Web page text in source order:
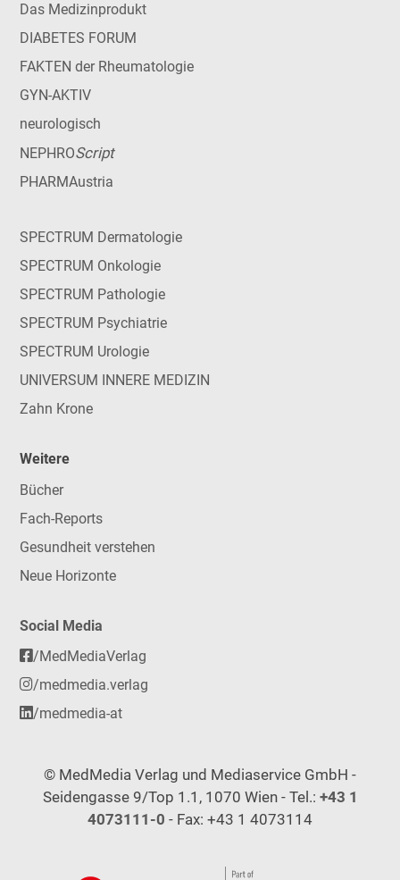
Das Medizinprodukt
DIABETES FORUM
FAKTEN der Rheumatologie
GYN-AKTIV
neurologisch
NEPHROScript
PHARMAustria
SPECTRUM Dermatologie
SPECTRUM Onkologie
SPECTRUM Pathologie
SPECTRUM Psychiatrie
SPECTRUM Urologie
UNIVERSUM INNERE MEDIZIN
Zahn Krone
Weitere
Bücher
Fach-Reports
Gesundheit verstehen
Neue Horizonte
Social Media
/MedMediaVerlag
/medmedia.verlag
/medmedia-at
© MedMedia Verlag und Mediaservice GmbH -
Seidengasse 9/Top 1.1, 1070 Wien - Tel.: +43 1
4073111-0 - Fax: +43 1 4073114